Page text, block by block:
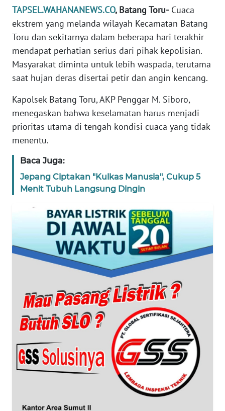
TAPSEL.WAHANANEWS.CO, Batang Toru-Cuaca
ekstrem yang melanda wilayah Kecamatan Batang
Toru dan sekitarnya dalam beberapa hari terakhir
mendapat perhatian serius dari pihak kepolisian.
Masyarakat diminta untuk lebih waspada, terutama
saat hujan deras disertai petir dan angin kencang.
Kapolsek Batang Toru, AKP Penggar M. Siboro,
menegaskan bahwa keselamatan harus menjadi
prioritas utama di tengah kondisi cuaca yang tidak
menentu.
Baca Juga:
Jepang Ciptakan "Kulkas Manusia", Cukup 5
Menit Tubuh Langsung Dingin
REDAKSI
KARIR
DISCLAIMER
News
SUMUT
JAKARTA
WN
BANTEN
NTT
WN
KEPRI
WN
PAPUA
PAPUA